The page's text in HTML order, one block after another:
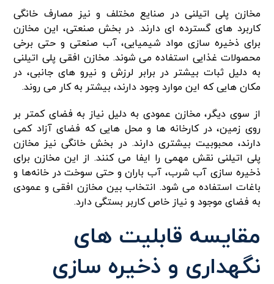
مخازن پلی اتیلنی در صنایع مختلف و نیز مصارف خانگی
کاربرد های گسترده‌ ای دارند. در بخش صنعتی، این مخازن
برای ذخیره‌ سازی مواد شیمیایی، آب صنعتی و حتی برخی
محصولات غذایی استفاده می‌ شوند. مخازن افقی پلی اتیلنی
به دلیل ثبات بیشتر در برابر لرزش و نیرو های جانبی، در
مکان‌ هایی که این موارد وجود دارند، بیشتر به کار می‌ روند.
از سوی دیگر، مخازن عمودی به دلیل نیاز به فضای کمتر بر
روی زمین، در کارخانه‌ ها و محل‌ هایی که فضای آزاد کمی
دارند، محبوبیت بیشتری دارند. در بخش خانگی نیز مخازن
پلی اتیلنی نقش مهمی را ایفا می‌ کنند. از این مخازن برای
ذخیره‌ سازی آب شرب، آب باران و حتی سوخت در خانه‌ها و
باغات استفاده می‌ شود. انتخاب بین مخازن افقی و عمودی
به فضای موجود و نیاز خاص کاربر بستگی دارد.
مقایسه قابلیت‌ های
نگهداری و ذخیره‌ سازی